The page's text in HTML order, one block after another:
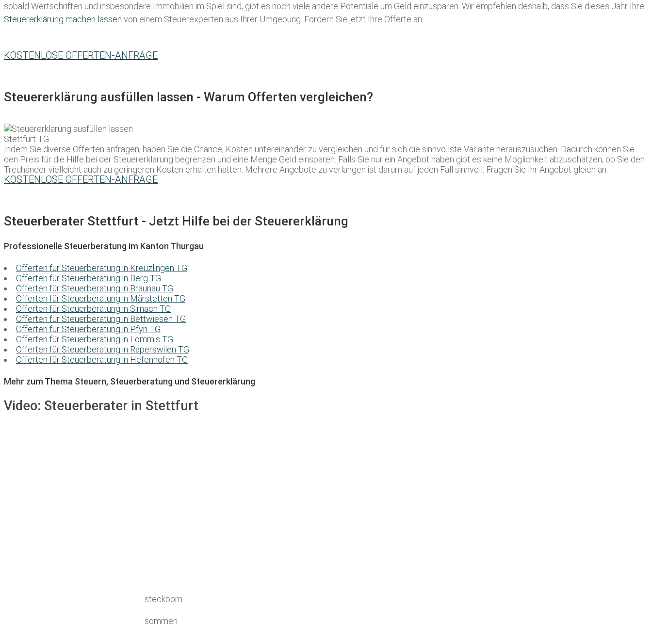
sobald Wertschriften und insbesondere Immobilien im Spiel sind, gibt es noch viele andere Potentiale um Geld einzusparen. Wir empfehlen deshalb, dass Sie dieses Jahr Ihre
Steuererklärung machen lassen von einem Steuerexperten aus Ihrer Umgebung. Fordern Sie jetzt Ihre Offerte an:
KOSTENLOSE OFFERTEN-ANFRAGE
Steuererklärung ausfüllen lassen - Warum Offerten vergleichen?
Indem Sie diverse Offerten anfragen, haben Sie die Chance, Kosten untereinander zu vergleichen und für sich die sinnvollste Variante herauszusuchen. Dadurch können Sie
den Preis für die Hilfe bei der Steuererklärung begrenzen und eine Menge Geld einsparen. Falls Sie nur ein Angebot haben gibt es keine Möglichkeit abzuschätzen, ob Sie den
Treuhänder vielleicht auch zu geringeren Kosten erhalten hätten. Mehrere Angebote zu verlangen ist darum auf jeden Fall sinnvoll. Fragen Sie Ihr Angebot gleich an:
KOSTENLOSE OFFERTEN-ANFRAGE
Steuerberater Stettfurt - Jetzt Hilfe bei der Steuererklärung
Professionelle Steuerberatung im Kanton Thurgau
Offerten für Steuerberatung in Kreuzlingen TG
Offerten für Steuerberatung in Berg TG
Offerten für Steuerberatung in Braunau TG
Offerten für Steuerberatung in Märstetten TG
Offerten für Steuerberatung in Sirnach TG
Offerten für Steuerberatung in Bettwiesen TG
Offerten für Steuerberatung in Pfyn TG
Offerten für Steuerberatung in Lommis TG
Offerten für Steuerberatung in Raperswilen TG
Offerten für Steuerberatung in Hefenhofen TG
Mehr zum Thema Steuern, Steuerberatung und Steuererklärung
Video: Steuerberater in Stettfurt
steckborn
sommeri